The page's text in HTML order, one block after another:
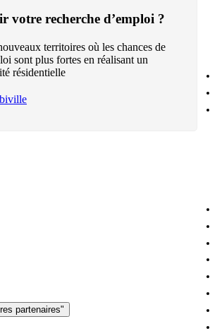
votre recherche d’emploi ?
territoires où les chances de
sont plus fortes en réalisant un
résidentielle
partenaires"